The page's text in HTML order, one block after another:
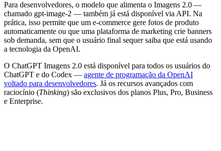
Para desenvolvedores, o modelo que alimenta o Imagens 2.0 —
chamado gpt-image-2 — também já está disponível via API. Na
prática, isso permite que um e-commerce gere fotos de produto
automaticamente ou que uma plataforma de marketing crie banners
sob demanda, sem que o usuário final sequer saiba que está usando
a tecnologia da OpenAI.
O ChatGPT Imagens 2.0 está disponível para todos os usuários do
ChatGPT e do Codex — agente de programação da OpenAI
voltado para desenvolvedores. Já os recursos avançados com
raciocínio (Thinking) são exclusivos dos planos Plus, Pro, Business
e Enterprise.